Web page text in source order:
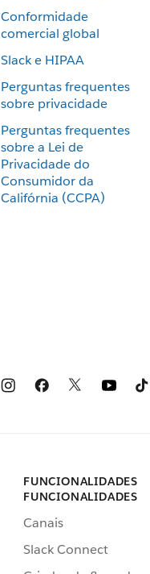
Conformidade
comercial global
Slack e HIPAA
Perguntas frequentes
sobre privacidade
Perguntas frequentes
sobre a Lei de
Privacidade do
Consumidor da
Califórnia (CCPA)
FUNCIONALIDADES
FUNCIONALIDADES
Canais
Slack Connect